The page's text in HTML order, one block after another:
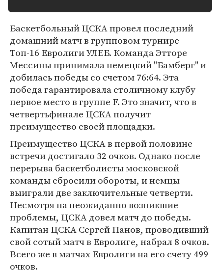
Баскетбольный ЦСКА провел последний
домашний матч в групповом турнире
Топ-16 Евролиги УЛЕБ. Команда Этторе
Мессины принимала немецкий "Бамберг" и
добилась победы со счетом 76:64. Эта
победа гарантировала столичному клубу
первое место в группе F. Это значит, что в
четвертьфинале ЦСКА получит
преимущество своей площадки.
Преимущество ЦСКА в первой половине
встречи достигало 32 очков. Однако после
перерыва баскетболисты московской
команды сбросили обороты, и немцы
выиграли две заключительные четверти.
Несмотря на неожиданно возникшие
проблемы, ЦСКА довел матч до победы.
Капитан ЦСКА Сергей Панов, проводивший
свой сотый матч в Евролиге, набрал 8 очков.
Всего же в матчах Евролиги на его счету 499
очков.